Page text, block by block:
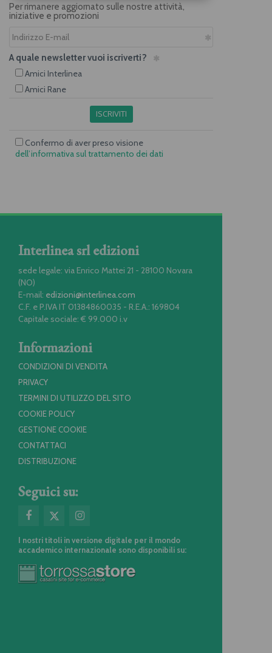
Per rimanere aggiornato sulle nostre attività,
iniziative e promozioni
A quale newsletter vuoi iscriverti?
Amici Interlinea
Amici Rane
ISCRIVITI
Confermo di aver preso visione
dell’informativa sul trattamento dei dati
Interlinea srl edizioni
sede legale: via Enrico Mattei 21 - 28100 Novara
(NO)
E-mail: edizioni@interlinea.com
C.F. e P.IVA IT 01384860035 - R.E.A.: 169804
Capitale sociale: € 99.000 i.v
Informazioni
CONDIZIONI DI VENDITA
PRIVACY
TERMINI DI UTILIZZO DEL SITO
COOKIE POLICY
GESTIONE COOKIE
CONTATTACI
DISTRIBUZIONE
Seguici su:
I nostri titoli in versione digitale per il mondo
accademico internazionale sono disponibili su: